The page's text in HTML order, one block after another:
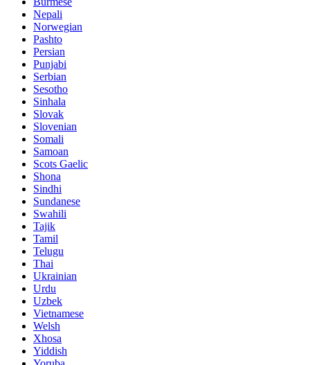
Nepali
Norwegian
Pashto
Persian
Punjabi
Serbian
Sesotho
Sinhala
Slovak
Slovenian
Somali
Samoan
Scots Gaelic
Shona
Sindhi
Sundanese
Swahili
Tajik
Tamil
Telugu
Thai
Ukrainian
Urdu
Uzbek
Vietnamese
Welsh
Xhosa
Yiddish